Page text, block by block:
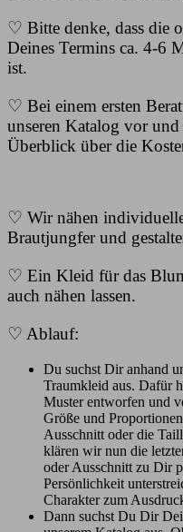
♡ Bitte denke, dass die
Deines Termins ca. 4-6
ist.
♡ Bei einem ersten
unseren Katalog vor und
Überblick über die
♡ Wir nähen
Brautjungfer und
♡ Ein Kleid für das
auch nähen lassen.
♡ Ablauf:
Du suchst Dir anhand
Traumkleid aus. Dafür
Muster entworfen und
Größe und
Ausschnitt oder die
klären wir nun die
oder Ausschnitt zu Dir
Persönlichkeit
Charakter zum
Dann suchst Du Dir